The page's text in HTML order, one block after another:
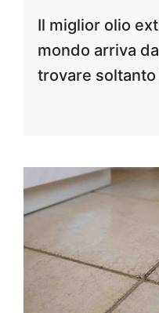
Il miglior olio
mondo arriva
trovare